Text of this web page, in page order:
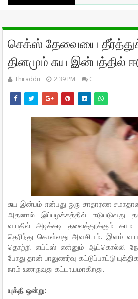
செக்ஸ் தேவையை
தினமும் சுய இன்பத்தில்
Thiraddu 2:39 PM 0
சுய இன்பம் என்பது ஒரு சாதாரண
அதனால் இப்பழக்கத்தில்
வயதில் அடிக்கடி தலைத்தூக்கும்
தெரிந்து கொள்வது அவசியம். இளம்
தொற்றி எய்ட்ஸ் என்னும் ஆட்கொல்லி
போது தான் பாலுணர்வு கட்டுப்பாட்டு
நாம் உணருவது கட்டாயமாகிறது.
யுக்தி ஒன்று: